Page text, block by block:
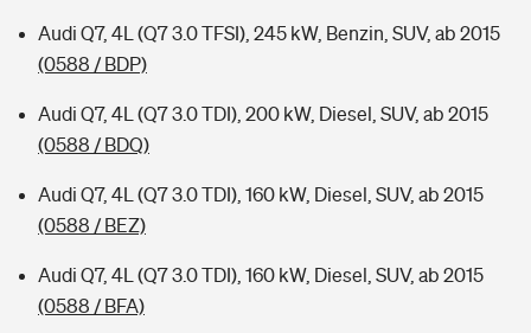
Audi Q7, 4L (Q7 3.0 TFSI), 245 kW, Benzin, SUV, ab 2015
(0588 / BDP)
Audi Q7, 4L (Q7 3.0 TDI), 200 kW, Diesel, SUV, ab 2015
(0588 / BDQ)
Audi Q7, 4L (Q7 3.0 TDI), 160 kW, Diesel, SUV, ab 2015
(0588 / BEZ)
Audi Q7, 4L (Q7 3.0 TDI), 160 kW, Diesel, SUV, ab 2015
(0588 / BFA)